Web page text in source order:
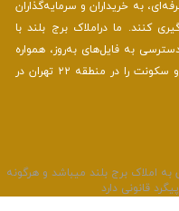
به خریداران و سرمایه‌گذاران
کنند. ما دراملاک برج بلند با
به فایل‌های به‌روز، همواره
تلاش کردیم بهترین فرصت‌های سرمایه‌گذاری و سکونت را در منطقه ۲۲ تهران در
برج بلند میباشد و هرگونه
قانونی دارد